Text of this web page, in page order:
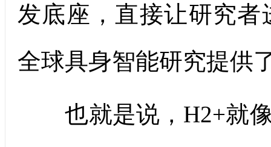
发底座，直接让研究
全球具身智能研究提供
也就是说，H2+就像